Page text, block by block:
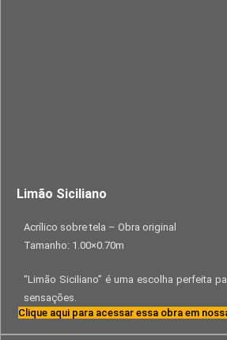
Limão Siciliano
Acrílico sobre tela – Obra original
Tamanho: 1.00×0.70m
“Limão Siciliano” é uma escolha perfeita
sensações.
Clique aqui para acessar essa obra em